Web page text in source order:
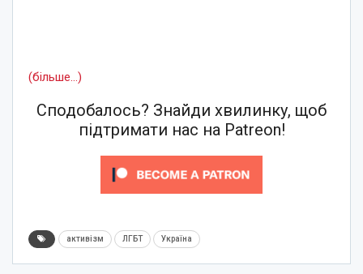
(більше…)
Сподобалось? Знайди хвилинку, щоб
підтримати нас на Patreon!
активізм ЛГБТ Україна